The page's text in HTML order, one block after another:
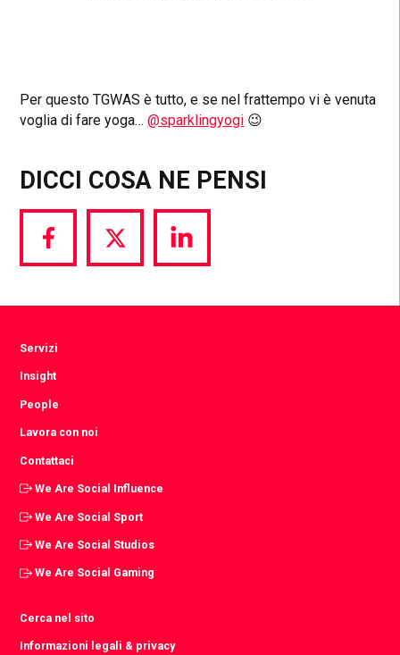
Per questo TGWAS è tutto, e se nel frattempo vi è venuta
voglia di fare yoga…@sparklingyogi 😉
DICCI COSA NE PENSI
Share
via
Share
via
Share
via
Servizi
Insight
People
Lavora con noi
Contattaci
We Are Social Influence
We Are Social Sport
We Are Social Studios
We Are Social Gaming
Cerca nel sito
Informazioni legali & privacy